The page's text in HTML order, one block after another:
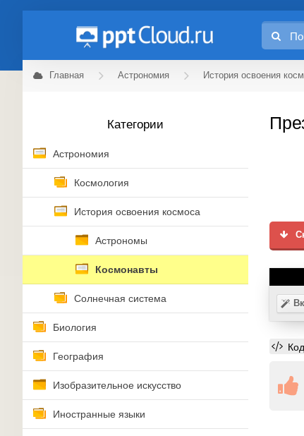
Главная Астрономия История освоения
Категории
Астрономия
Космология
История освоения космоса
Астрономы
Космонавты
Солнечная система
Биология
География
Изобразительное искусство
Иностранные языки